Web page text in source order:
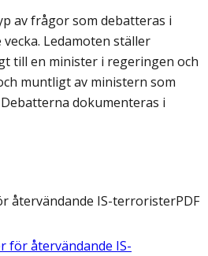
av frågor som debatteras i
Ledamoten ställer
till en minister i regeringen och
muntligt av ministern som
dokumenteras i
återvändande IS-terroristerPDF
för återvändande IS-